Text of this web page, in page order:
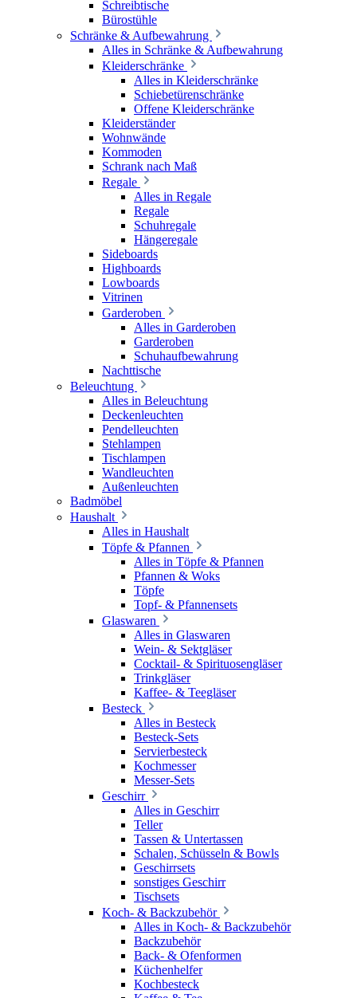
Schreibtische
Bürostühle
Schränke & Aufbewahrung
Alles in Schränke & Aufbewahrung
Kleiderschränke
Alles in Kleiderschränke
Schiebetürenschränke
Offene Kleiderschränke
Kleiderständer
Wohnwände
Kommoden
Schrank nach Maß
Regale
Alles in Regale
Regale
Schuhregale
Hängeregale
Sideboards
Highboards
Lowboards
Vitrinen
Garderoben
Alles in Garderoben
Garderoben
Schuhaufbewahrung
Nachttische
Beleuchtung
Alles in Beleuchtung
Deckenleuchten
Pendelleuchten
Stehlampen
Tischlampen
Wandleuchten
Außenleuchten
Badmöbel
Haushalt
Alles in Haushalt
Töpfe & Pfannen
Alles in Töpfe & Pfannen
Pfannen & Woks
Töpfe
Topf- & Pfannensets
Glaswaren
Alles in Glaswaren
Wein- & Sektgläser
Cocktail- & Spirituosengläser
Trinkgläser
Kaffee- & Teegläser
Besteck
Alles in Besteck
Besteck-Sets
Servierbesteck
Kochmesser
Messer-Sets
Geschirr
Alles in Geschirr
Teller
Tassen & Untertassen
Schalen, Schüsseln & Bowls
Geschirrsets
sonstiges Geschirr
Tischsets
Koch- & Backzubehör
Alles in Koch- & Backzubehör
Backzubehör
Back- & Ofenformen
Küchenhelfer
Kochbesteck